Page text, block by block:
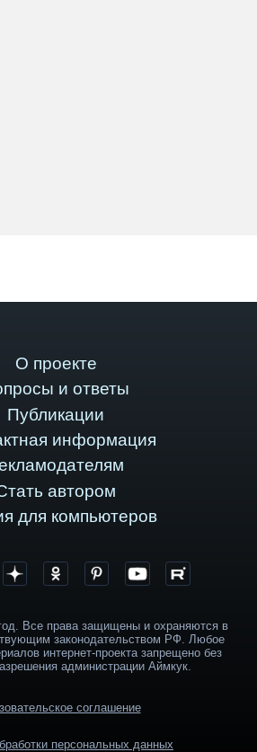
О проекте
и ответы
Публикации
информация
автором
для компьютеров
Все права защищены и охраняются в
законодательством РФ. Любое
интернет-проекта запрещено без
администрации Аймкук.
соглашение
персональных данных